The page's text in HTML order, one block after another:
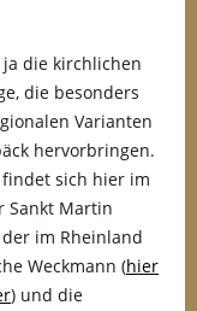
ja die kirchlichen
die besonders
Varianten
hervorbringen.
findet sich hier im
Sankt Martin
im Rheinland
Weckmann (hier
) und die